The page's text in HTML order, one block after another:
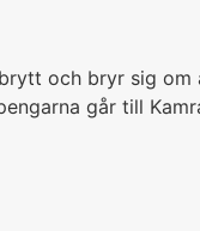
och bryr sig
går till